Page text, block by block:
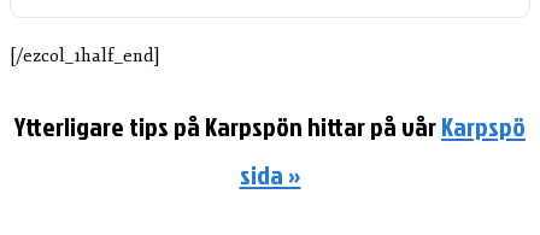
[/ezcol_1half_end]
Ytterligare tips på Karpspön hittar på vårKarpspö
sida »